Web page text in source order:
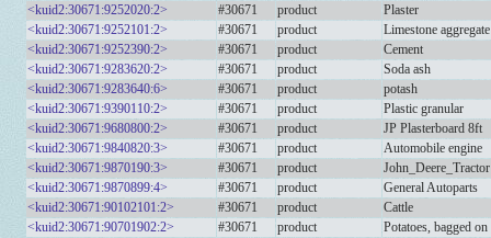
<kuid2:30671:9252020:2>
#30671 product
Plaster
<kuid2:30671:9252101:2>
#30671 product
Limestone aggregate
<kuid2:30671:9252390:2>
#30671 product
Cement
<kuid2:30671:9283620:2>
#30671 product
Soda ash
<kuid2:30671:9283640:6>
#30671 product
potash
<kuid2:30671:9390110:2>
#30671 product
Plastic granular
<kuid2:30671:9680800:2>
#30671 product
JP Plasterboard 8ft
<kuid2:30671:9840820:3>
#30671 product
Automobile engine
<kuid2:30671:9870190:3>
#30671 product
John_Deere_Tractor
<kuid2:30671:9870899:4>
#30671 product
General Autoparts
<kuid2:30671:90102101:2>
#30671 product
Cattle
<kuid2:30671:90701902:2>
#30671 product
Potatoes, bagged on